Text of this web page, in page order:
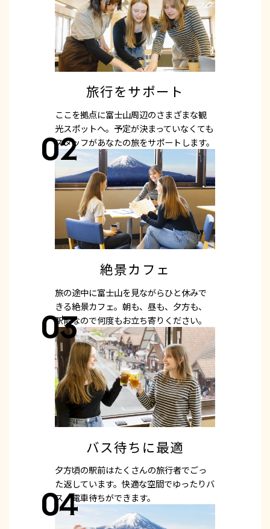
旅行をサポート
ここを拠点に富士山周辺のさまざまな観
光スポットへ。予定が決まっていなくても
スタッフがあなたの旅をサポートします。
02
絶景カフェ
旅の途中に富士山を見ながらひと休みで
きる絶景カフェ。朝も、昼も、夕方も、
駅前なので何度もお立ち寄りください。
03
バス待ちに最適
夕方頃の駅前はたくさんの旅行者でごっ
た返しています。快適な空間でゆったりバ
ス・電車待ちができます。
04